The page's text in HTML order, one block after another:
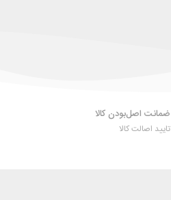
ضمانت اصل‌بودن کالا
تایید اصالت کالا